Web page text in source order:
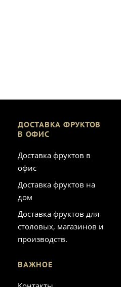
ДОСТАВКА ФРУКТОВ
В ОФИС
Доставка фруктов в
офис
Доставка фруктов на
дом
Доставка фруктов для
столовых, магазинов и
производств.
ВАЖНОЕ